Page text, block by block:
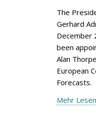
The
Gerhard
December
been
Alan
European
Forecasts.
Mehr Lesen